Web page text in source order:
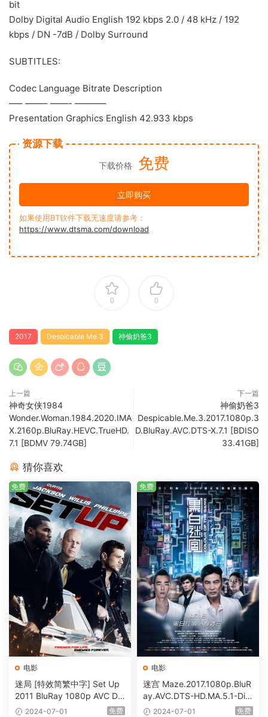
bit
Dolby Digital Audio English 192 kbps 2.0 / 48 kHz / 192
kbps / DN -7dB / Dolby Surround
SUBTITLES:
Codec Language Bitrate Description
—– ——– ——- ———–
Presentation Graphics English 42.933 kbps
资源下载
下载价格 免费
立即购买
如果使用BT软件下载无速度请参考：
https://www.dtsma.com/download
0 0
2017 Despicable Me 3 神偷奶爸3
上一篇
神奇女侠1984
Wonder.Woman.1984.2020.IMA
X.2160p.BluRay.HEVC.TrueHD.
7.1 [BDMV 79.74GB]
下一篇
神偷奶爸3
Despicable.Me.3.2017.1080p.3
D.BluRay.AVC.DTS-X.7.1 [BDISO
33.41GB]
猜你喜欢
电影
迷局 [特效简繁中字] Set Up
2011 BluRay 1080p AVC DT
S-HD MA5.1-shhaclm@CHD
2024-07-01 免费
免费
电影
迷宫 Maze.2017.1080p.BluR
ay.AVC.DTS-HD.MA.5.1-DiY
@HDHome [BDISO 19.7GB]
2024-07-01 免费
免费